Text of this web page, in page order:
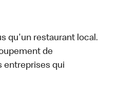
qu'un restaurant local.
de
entreprises qui